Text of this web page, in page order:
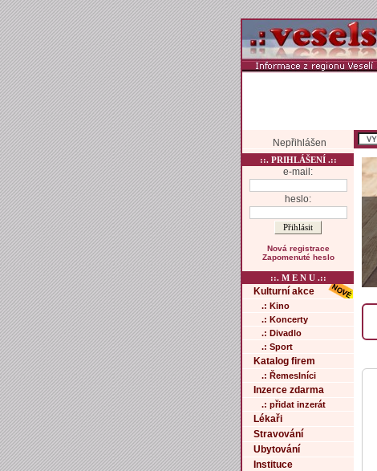
Nepřihlášen
::. PRIHLÁŠENÍ .::
e-mail:
heslo:
Nová registrace
Zapomenuté heslo
::. M E N U .::
Kulturní akce
.: Kino
.: Koncerty
.: Divadlo
.: Sport
Katalog firem
.: Řemeslníci
Inzerce zdarma
.: přidat inzerát
Lékaři
Stravování
Ubytování
Instituce